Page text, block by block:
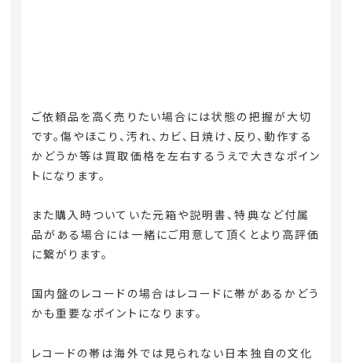
ご依頼品を高く売りたい場合には状態の把握が大切
です。傷やほこり、汚れ、カビ、日焼け、反り、動作する
かどうか等は買取価格を左右するうえで大きなポイン
トになります。
また購入時ついていた元箱や説明書、特典など付属
品がある場合には一緒にご用意して頂くとより高評価
に繋がります。
国内盤のレコードの場合はレコードに帯があるかどう
かも重要なポイントになります。
レコードの帯は海外では見られない日本独自の文化